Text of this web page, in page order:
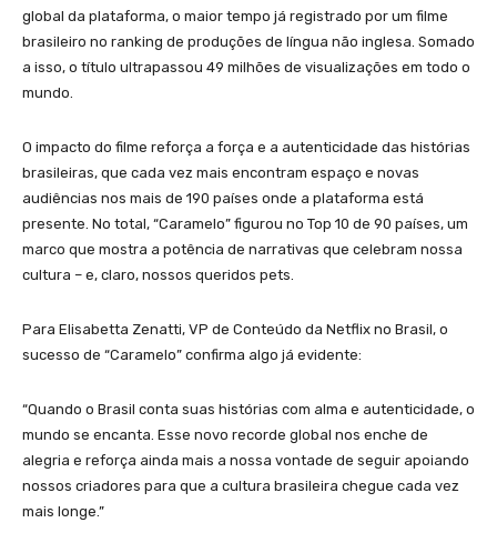
global da plataforma, o maior tempo já registrado por um filme
brasileiro no ranking de produções de língua não inglesa. Somado
a isso, o título ultrapassou 49 milhões de visualizações em todo o
mundo.
O impacto do filme reforça a força e a autenticidade das histórias
brasileiras, que cada vez mais encontram espaço e novas
audiências nos mais de 190 países onde a plataforma está
presente. No total, “Caramelo” figurou no Top 10 de 90 países, um
marco que mostra a potência de narrativas que celebram nossa
cultura – e, claro, nossos queridos pets.
Para Elisabetta Zenatti, VP de Conteúdo da Netflix no Brasil, o
sucesso de “Caramelo” confirma algo já evidente:
“Quando o Brasil conta suas histórias com alma e autenticidade, o
mundo se encanta. Esse novo recorde global nos enche de
alegria e reforça ainda mais a nossa vontade de seguir apoiando
nossos criadores para que a cultura brasileira chegue cada vez
mais longe.”